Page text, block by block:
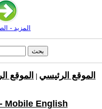
المزيد -
الموقع الرئيسي الموقع
Mobile English